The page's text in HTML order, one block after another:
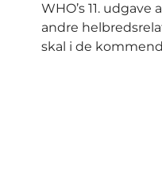
WHO’s 11.
andre
skal i de